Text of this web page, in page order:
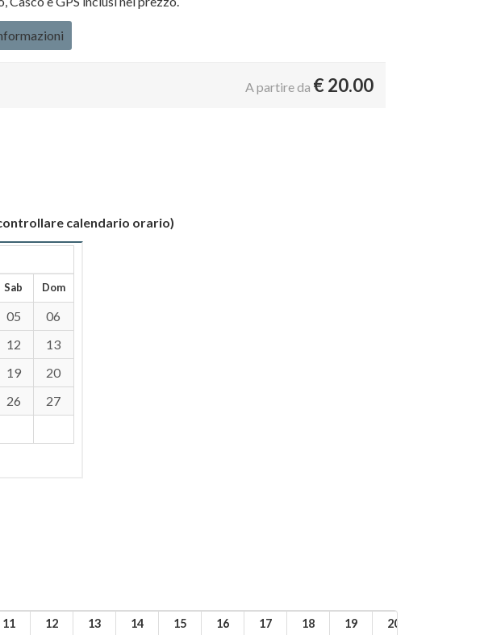
A partire da €20.00
calendario orario)
Sab Dom
05
06
12
13
19
20
26
27
11 12 13 14 15 16 17 18 19 20